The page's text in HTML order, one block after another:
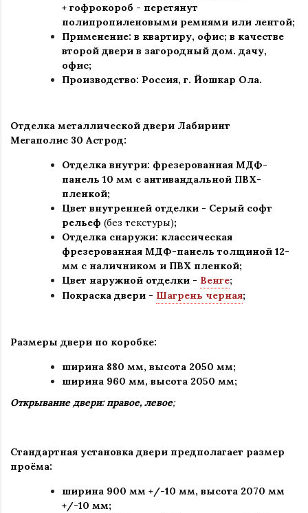
+ гофрокороб - перетянут
полипропиленовыми ремнями или лентой;
Применение: в квартиру, офис; в качестве
второй двери в загородный дом. дачу,
офис;
Производство: Россия, г. Йошкар Ола.
Отделка металлической двери Лабиринт
Мегаполис 30 Астрод:
Отделка внутри: фрезерованная МДФ-
панель 10 мм с антивандальной ПВХ-
пленкой;
Цвет внутренней отделки - Серый софт
рельеф (без текстуры);
Отделка снаружи: классическая
фрезерованная МДФ-панель толщиной 12-
мм с наличником и ПВХ пленкой;
Цвет наружной отделки - Венге;
Покраска двери - Шагрень черная;
Размеры двери по коробке:
ширина 880 мм, высота 2050 мм;
ширина 960 мм, высота 2050 мм;
Открывание двери: правое, левое;
Стандартная установка двери предполагает размер
проёма:
ширина 900 мм +/-10 мм, высота 2070 мм
+/-10 мм;